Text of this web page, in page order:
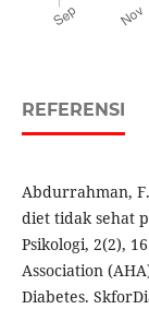
REFERENSI
Abdurrahman,
diet tidak sehat
Psikologi, 2(2),
Association
Diabetes.